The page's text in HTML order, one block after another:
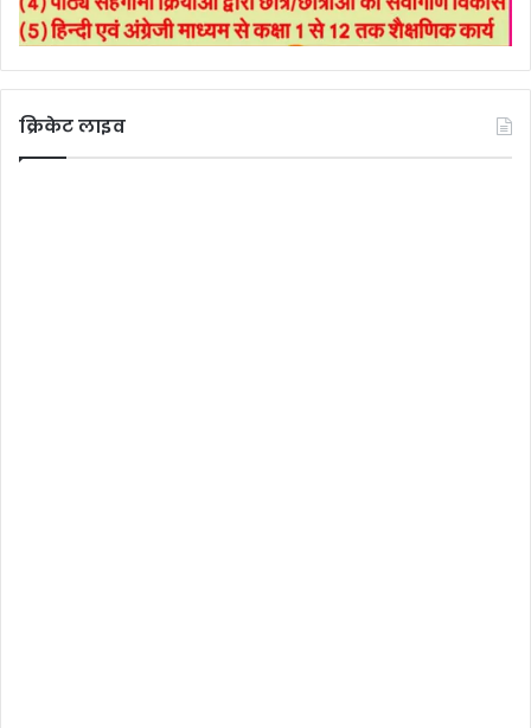
क्रिकेट लाइव